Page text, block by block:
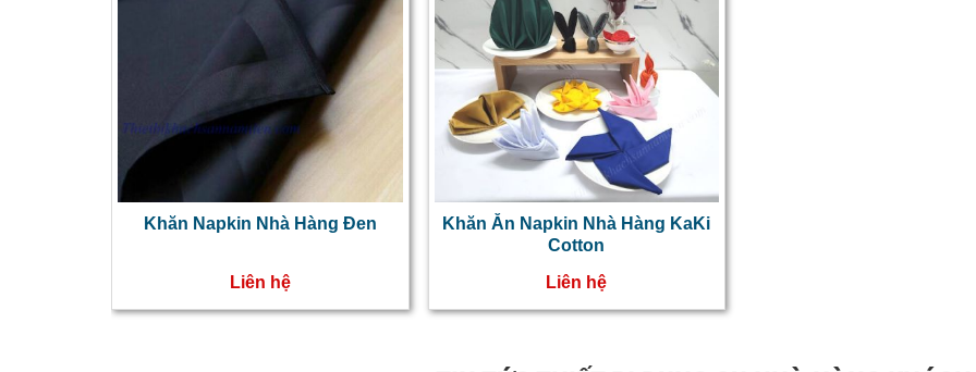
Khăn Napkin Nhà Hàng Đen
Liên hệ
Khăn Ăn Napkin Nhà Hàng KaKi
Cotton
Liên hệ